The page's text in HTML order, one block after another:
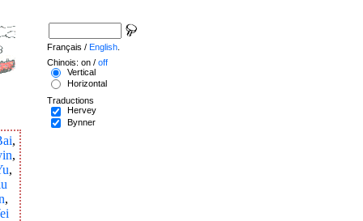
,
,
,
,
Français / English
Chinois: on / off
Vertical
Horizontal
Traductions
Hervey
Bynner